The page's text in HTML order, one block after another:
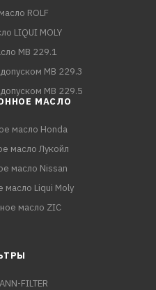
ROLF
LIQUI MOLY
MB 229.1
MB 229.3
MB 229.5
МАСЛО
масло Honda
масло Лукойл
масло Nissan
масло Liqui Moly
масло ZIC
FILTER